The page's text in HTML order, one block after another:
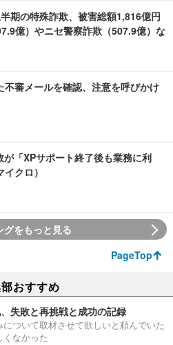
期の特殊詐欺、被害総額1,816億円
億）やニセ警察詐欺（507.9億）な
不審メールを確認、注意を呼びかけ
「XPサポート終了後も業務に利
クロ）
グをもっと見る
PageTop
おすすめ
失敗と再挑戦と成功の記録
ついて取材させて欲しいと頼んでいた
なかった